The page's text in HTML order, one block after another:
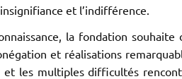
et l’indifférence.
la fondation
et réalisations
et les multiples difficultés